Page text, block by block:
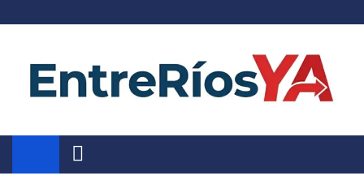
Noticias de Entre Ríos
Información de toda la provincia ahora